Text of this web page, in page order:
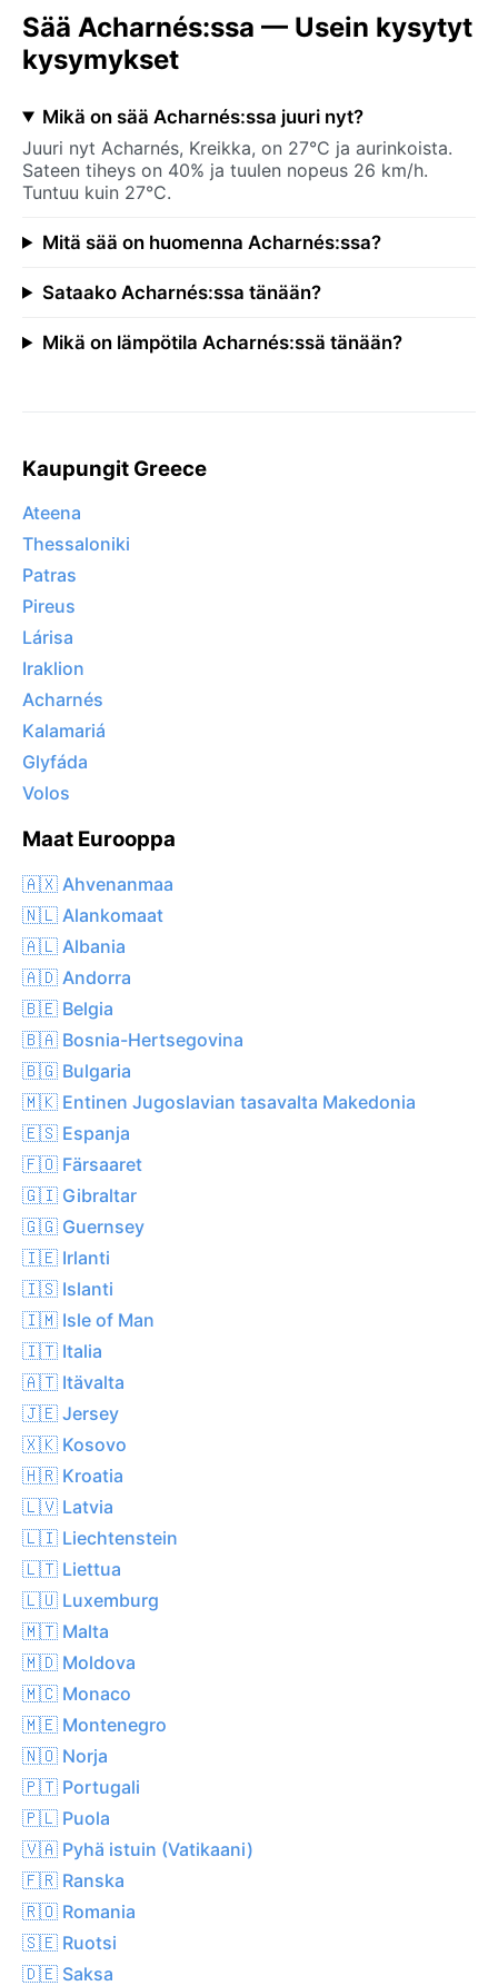
Sää Acharnés:ssa — Usein kysytyt
kysymykset
Mikä on sää Acharnés:ssa juuri nyt?
Juuri nyt Acharnés, Kreikka, on 27°C ja aurinkoista.
Sateen tiheys on 40% ja tuulen nopeus 26 km/h.
Tuntuu kuin 27°C.
Mitä sää on huomenna Acharnés:ssa?
Sataako Acharnés:ssa tänään?
Mikä on lämpötila Acharnés:ssä tänään?
Kaupungit Greece
Ateena
Thessaloniki
Patras
Pireus
Lárisa
Iraklion
Acharnés
Kalamariá
Glyfáda
Volos
Maat Eurooppa
🇦🇽 Ahvenanmaa
🇳🇱 Alankomaat
🇦🇱 Albania
🇦🇩 Andorra
🇧🇪 Belgia
🇧🇦 Bosnia-Hertsegovina
🇧🇬 Bulgaria
🇲🇰 Entinen Jugoslavian tasavalta Makedonia
🇪🇸 Espanja
🇫🇴 Färsaaret
🇬🇮 Gibraltar
🇬🇬 Guernsey
🇮🇪 Irlanti
🇮🇸 Islanti
🇮🇲 Isle of Man
🇮🇹 Italia
🇦🇹 Itävalta
🇯🇪 Jersey
🇽🇰 Kosovo
🇭🇷 Kroatia
🇱🇻 Latvia
🇱🇮 Liechtenstein
🇱🇹 Liettua
🇱🇺 Luxemburg
🇲🇹 Malta
🇲🇩 Moldova
🇲🇨 Monaco
🇲🇪 Montenegro
🇳🇴 Norja
🇵🇹 Portugali
🇵🇱 Puola
🇻🇦 Pyhä istuin (Vatikaani)
🇫🇷 Ranska
🇷🇴 Romania
🇸🇪 Ruotsi
🇩🇪 Saksa